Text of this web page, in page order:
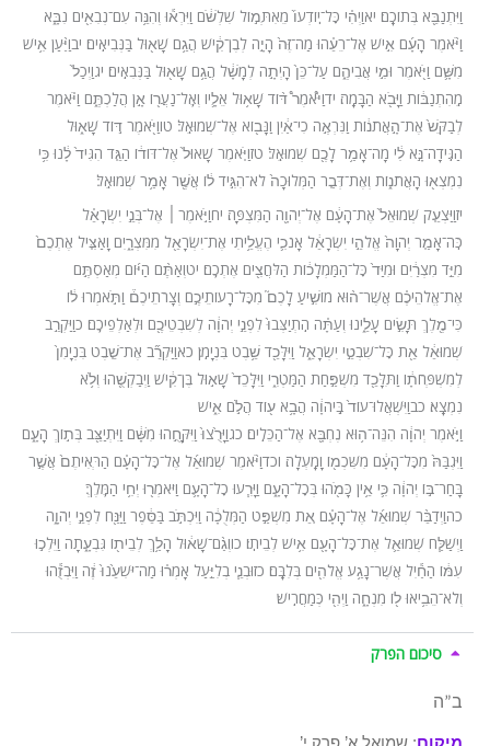
וַיִּתְנַבֵּ֖א בְּתוֹכָֽם׃ יאוַיְהִ֗י כׇּל־יֽוֹדְעוֹ֙ מֵאִתְּמ֣וֹל שִׁלְשֹׁ֔ם וַיִּרְא֕וּ וְהִנֵּ֥ה עִם־נְבִאִ֖ים נִבָּ֑א
וַיֹּ֨אמֶר הָעָ֜ם אִ֣ישׁ אֶל־רֵעֵ֗הוּ מַה־זֶּה֙ הָיָ֣ה לְבֶן־קִ֔ישׁ הֲגַ֥ם שָׁא֖וּל בַּנְּבִיאִֽים׃ יבוַיַּ֨עַן אִ֥ישׁ
מִשָּׁ֛ם וַיֹּ֖אמֶר וּמִ֣י אֲבִיהֶ֑ם עַל־כֵּן֙ הָיְתָ֣ה לְמָשָׁ֔ל הֲגַ֥ם שָׁא֖וּל בַּנְּבִאִֽים׃ יגוַיְכַל֙
מֵֽהִתְנַבּ֔וֹת וַיָּבֹ֖א הַבָּמָֽה׃ ידוַיֹּ֩אמֶר֩ דּ֨וֹד שָׁא֥וּל אֵלָ֛יו וְאֶֽל־נַעֲר֖וֹ אָ֣ן הֲלַכְתֶּ֑ם וַיֹּ֗אמֶר
לְבַקֵּשׁ֙ אֶת־הָ֣אֲתֹנ֔וֹת וַנִּרְאֶ֣ה כִי־אַ֔יִן וַנָּב֖וֹא אֶל־שְׁמוּאֵֽל׃ טווַיֹּ֖אמֶר דּ֣וֹד שָׁא֑וּל
הַגִּֽידָה־נָּ֣א לִ֔י מָה־אָמַ֥ר לָכֶ֖ם שְׁמוּאֵֽל׃ טזוַיֹּ֤אמֶר שָׁאוּל֙ אֶל־דּוֹד֔וֹ הַגֵּ֤ד הִגִּיד֙ לָ֔נוּ כִּ֥י
נִמְצְא֖וּ הָאֲתֹנ֑וֹת וְאֶת־דְּבַ֤ר הַמְּלוּכָה֙ לֹא־הִגִּ֣יד ל֔וֹ אֲשֶׁ֖ר אָמַ֥ר שְׁמוּאֵֽל׃
יזוַיַּצְעֵ֤ק שְׁמוּאֵל֙ אֶת־הָעָ֔ם אֶל־יְהֹוָ֖ה הַמִּצְפָּֽה׃ יחוַיֹּ֣אמֶר
אֶל־בְּנֵ֣י יִשְׂרָאֵ֗ל
כֹּֽה־אָמַ֤ר יְהֹוָה֙ אֱלֹהֵ֣י יִשְׂרָאֵ֔ל אָנֹכִ֛י הֶעֱלֵ֥יתִי אֶת־יִשְׂרָאֵ֖ל מִמִּצְרָ֑יִם וָאַצִּ֤יל אֶתְכֶם֙
מִיַּ֣ד מִצְרַ֔יִם וּמִיַּד֙ כׇּל־הַמַּמְלָכ֔וֹת הַלֹּחֲצִ֖ים אֶתְכֶֽם׃ יטוְאַתֶּ֨ם הַיּ֜וֹם מְאַסְתֶּ֣ם
אֶת־אֱלֹהֵיכֶ֗ם אֲשֶׁר־ה֨וּא מוֹשִׁ֣יעַ לָכֶם֮ מִכׇּל־רָעוֹתֵיכֶ֣ם וְצָרֹתֵיכֶם֒ וַתֹּ֣אמְרוּ ל֔וֹ
כִּי־מֶ֖לֶךְ תָּשִׂ֣ים עָלֵ֑ינוּ וְעַתָּ֗ה הִֽתְיַצְּבוּ֙ לִפְנֵ֣י יְהֹוָ֔ה לְשִׁבְטֵיכֶ֖ם וּלְאַלְפֵיכֶֽם׃ כוַיַּקְרֵ֣ב
שְׁמוּאֵ֔ל אֵ֖ת כׇּל־שִׁבְטֵ֣י יִשְׂרָאֵ֑ל וַיִּלָּכֵ֖ד שֵׁ֥בֶט בִּנְיָמִֽן׃ כאוַיַּקְרֵ֞ב אֶת־שֵׁ֤בֶט בִּנְיָמִן֙
לְמִשְׁפְּחֹתָ֔ו וַתִּלָּכֵ֖ד מִשְׁפַּ֣חַת הַמַּטְרִ֑י וַיִּלָּכֵד֙ שָׁא֣וּל בֶּן־קִ֔ישׁ וַיְבַקְשֻׁ֖הוּ וְלֹ֥א
נִמְצָֽא׃ כבוַיִּשְׁאֲלוּ־עוֹד֙ בַּֽיהֹוָ֔ה הֲבָ֥א ע֖וֹד הֲלֹ֣ם אִ֑ישׁ
וַיֹּ֣אמֶר יְהֹוָ֔ה הִנֵּה־ה֥וּא נֶחְבָּ֖א אֶל־הַכֵּלִֽים׃ כגוַיָּרֻ֙צוּ֙ וַיִּקָּחֻ֣הוּ מִשָּׁ֔ם וַיִּתְיַצֵּ֖ב בְּת֣וֹךְ הָעָ֑ם
וַיִּגְבַּהּ֙ מִכׇּל־הָעָ֔ם מִשִּׁכְמ֖וֹ וָמָֽעְלָה׃ וכדוַיֹּ֨אמֶר שְׁמוּאֵ֜ל אֶל־כׇּל־הָעָ֗ם הַרְּאִיתֶם֙ אֲשֶׁ֣ר
בָּחַר־בּ֣וֹ יְהֹוָ֔ה כִּ֛י אֵ֥ין כָּמֹ֖הוּ בְּכׇל־הָעָ֑ם וַיָּרִ֧עוּ כׇל־הָעָ֛ם וַיֹּאמְר֖וּ יְחִ֥י הַמֶּֽלֶךְ׃
כהוַיְדַבֵּ֨ר שְׁמוּאֵ֜ל אֶל־הָעָ֗ם אֵ֚ת מִשְׁפַּ֣ט הַמְּלֻכָ֔ה וַיִּכְתֹּ֣ב בַּסֵּ֔פֶר וַיַּנַּ֖ח לִפְנֵ֣י יְהֹוָ֑ה
וַיְשַׁלַּ֧ח שְׁמוּאֵ֛ל אֶת־כׇּל־הָעָ֖ם אִ֥ישׁ לְבֵיתֽוֹ׃ כווְגַ֨ם־שָׁא֔וּל הָלַ֥ךְ לְבֵית֖וֹ גִּבְעָ֑תָה וַיֵּלְכ֣וּ
עִמּ֔וֹ הַחַ֕יִל אֲשֶׁר־נָגַ֥ע אֱלֹהִ֖ים בְּלִבָּֽם׃ כזוּבְנֵ֧י בְלִיַּ֣עַל אָמְר֗וּ מַה־יֹּשִׁעֵ֙נוּ֙ זֶ֔ה וַיִּבְזֻ֕הוּ
וְלֹא־הֵבִ֥יאוּ ל֖וֹ מִנְחָ֑ה וַיְהִ֖י כְּמַחֲרִֽישׁ׃
סיכום הפרק
ב”ה